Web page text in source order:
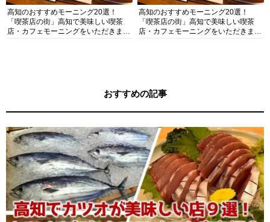
高知のおすすめモーニング20選！
「喫茶店の街」高知で美味しい喫茶
店・カフェモーニングをいただきま
高知のおすすめモーニング20選！
「喫茶店の街」高知で美味しい喫茶
店・カフェモーニングをいただきま
おすすめの記事